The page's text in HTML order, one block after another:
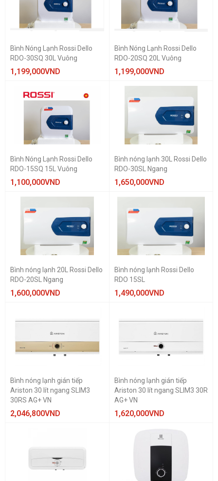
Bình Nóng Lạnh Rossi Dello
RDO-30SQ 30L Vuông
1,199,000VND
Bình Nóng Lạnh Rossi Dello
RDO-20SQ 20L Vuông
1,199,000VND
Bình Nóng Lạnh Rossi Dello
RDO-15SQ 15L Vuông
1,100,000VND
Bình nóng lạnh 30L Rossi Dello
RDO-30SL Ngang
1,650,000VND
Bình nóng lạnh 20L Rossi Dello
RDO-20SL Ngang
1,600,000VND
Bình nóng lạnh Rossi Dello
RDO 15SL
1,490,000VND
Bình nóng lạnh gián tiếp
Ariston 30 lít ngang SLIM3
30RS AG+ VN
2,046,800VND
Bình nóng lạnh gián tiếp
Ariston 30 lít ngang SLIM3 30R
AG+ VN
1,620,000VND
THƯƠNG HIỆU
1.000.000 vnd — 10.000.000 vnd
CÔNG SUẤT LÀM NÓNG
DUNG TÍCH
15 - 20 lít
20 - 30 lít
LOẠI MÁY
Làm nóng gián
Làm nóng trực
tiếp